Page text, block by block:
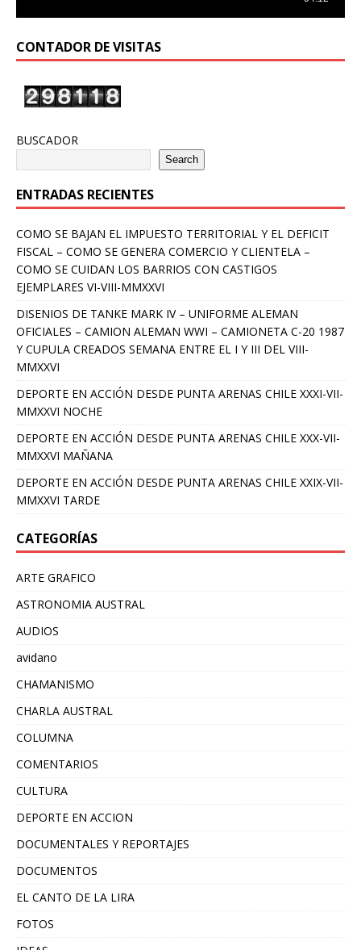
CONTADOR DE VISITAS
BUSCADOR
Search
ENTRADAS RECIENTES
COMO SE BAJAN EL IMPUESTO TERRITORIAL Y EL DEFICIT
FISCAL – COMO SE GENERA COMERCIO Y CLIENTELA –
COMO SE CUIDAN LOS BARRIOS CON CASTIGOS
EJEMPLARES VI-VIII-MMXXVI
DISENIOS DE TANKE MARK IV – UNIFORME ALEMAN
OFICIALES – CAMION ALEMAN WWI – CAMIONETA C-20 1987
Y CUPULA CREADOS SEMANA ENTRE EL I Y III DEL VIII-
MMXXVI
DEPORTE EN ACCIÓN DESDE PUNTA ARENAS CHILE XXXI-VII-
MMXXVI NOCHE
DEPORTE EN ACCIÓN DESDE PUNTA ARENAS CHILE XXX-VII-
MMXXVI MAÑANA
DEPORTE EN ACCIÓN DESDE PUNTA ARENAS CHILE XXIX-VII-
MMXXVI TARDE
CATEGORÍAS
ARTE GRAFICO
ASTRONOMIA AUSTRAL
AUDIOS
avidano
CHAMANISMO
CHARLA AUSTRAL
COLUMNA
COMENTARIOS
CULTURA
DEPORTE EN ACCION
DOCUMENTALES Y REPORTAJES
DOCUMENTOS
EL CANTO DE LA LIRA
FOTOS